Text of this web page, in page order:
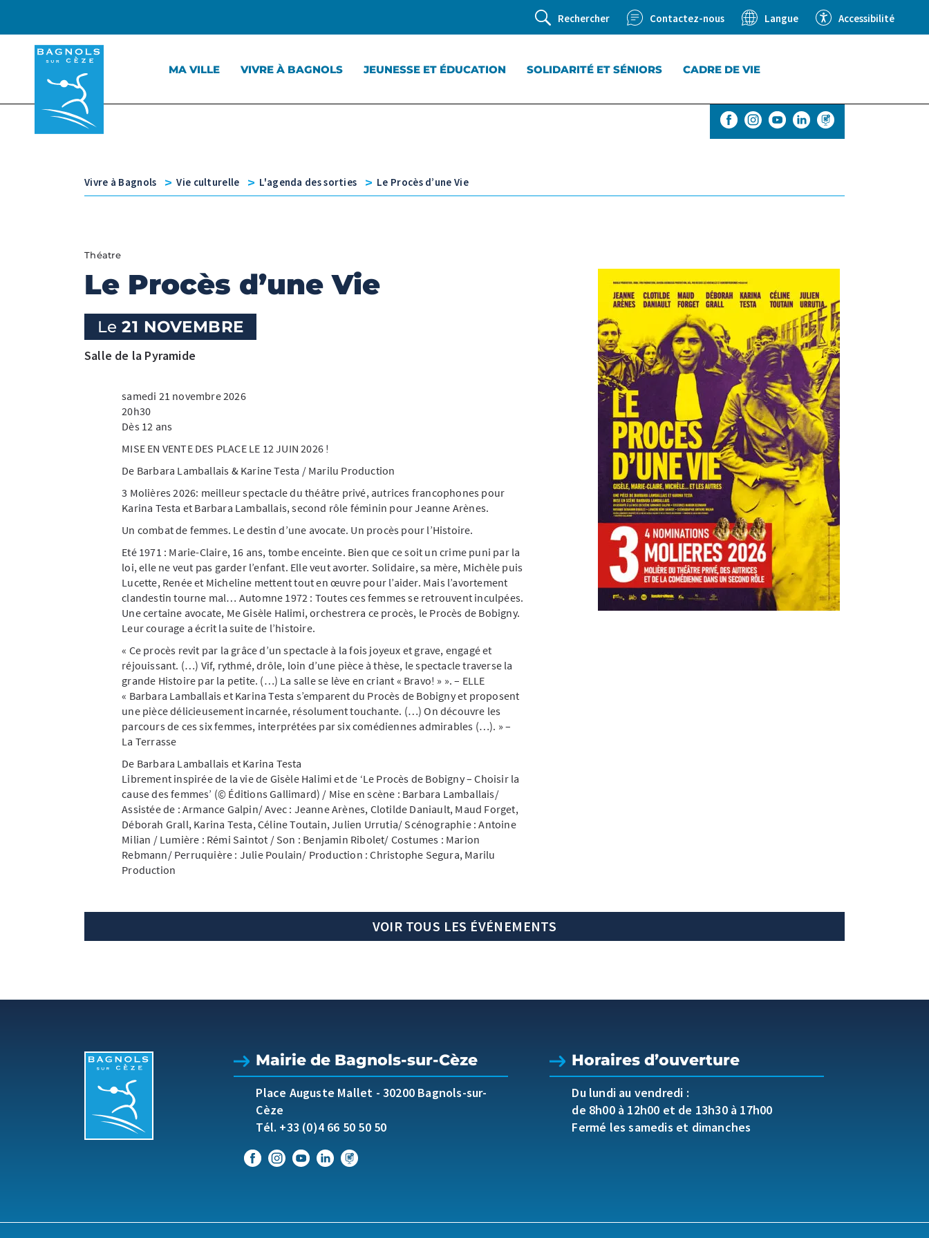
Rechercher Contactez-nous Langue Accessibilité
MA VILLE VIVRE À BAGNOLS JEUNESSE ET ÉDUCATION SOLIDARITÉ ET SÉNIORS CADRE DE VIE
Vivre à Bagnols v Vie culturelle v L'agenda des sorties v Le Procès d’une Vie
Le Procès d’une Vie
Théatre
Le21 NOVEMBRE
Salle de la Pyramide
samedi 21 novembre 2026
20h30
Dès 12 ans
MISE EN VENTE DES PLACE LE 12 JUIN 2026 !
De Barbara Lamballais & Karine Testa / Marilu Production
3 Molières 2026: meilleur spectacle du théâtre privé, autrices francophones pour
Karina Testa et Barbara Lamballais, second rôle féminin pour Jeanne Arènes.
Un combat de femmes. Le destin d’une avocate. Un procès pour l’Histoire.
Eté 1971 : Marie-Claire, 16 ans, tombe enceinte. Bien que ce soit un crime puni par la
loi, elle ne veut pas garder l’enfant. Elle veut avorter. Solidaire, sa mère, Michèle puis
Lucette, Renée et Micheline mettent tout en œuvre pour l’aider. Mais l’avortement
clandestin tourne mal… Automne 1972 : Toutes ces femmes se retrouvent inculpées.
Une certaine avocate, Me Gisèle Halimi, orchestrera ce procès, le Procès de Bobigny.
Leur courage a écrit la suite de l’histoire.
« Ce procès revit par la grâce d’un spectacle à la fois joyeux et grave, engagé et
réjouissant. (…) Vif, rythmé, drôle, loin d’une pièce à thèse, le spectacle traverse la
grande Histoire par la petite. (…) La salle se lève en criant « Bravo! » ». – ELLE
« Barbara Lamballais et Karina Testa s’emparent du Procès de Bobigny et proposent
une pièce délicieusement incarnée, résolument touchante. (…) On découvre les
parcours de ces six femmes, interprétées par six comédiennes admirables (…). » –
La Terrasse
De Barbara Lamballais et Karina Testa
Librement inspirée de la vie de Gisèle Halimi et de ‘Le Procès de Bobigny – Choisir la
cause des femmes’ (© Éditions Gallimard) / Mise en scène : Barbara Lamballais/
Assistée de : Armance Galpin/ Avec : Jeanne Arènes, Clotilde Daniault, Maud Forget,
Déborah Grall, Karina Testa, Céline Toutain, Julien Urrutia/ Scénographie : Antoine
Milian / Lumière : Rémi Saintot / Son : Benjamin Ribolet/ Costumes : Marion
Rebmann/ Perruquière : Julie Poulain/ Production : Christophe Segura, Marilu
Production
VOIR TOUS LES ÉVÉNEMENTS
Mairie de Bagnols-sur-Cèze
Place Auguste Mallet - 30200 Bagnols-sur-
Cèze
Tél. +33 (0)4 66 50 50 50
Horaires d’ouverture
Du lundi au vendredi :
de 8h00 à 12h00 et de 13h30 à 17h00
Fermé les samedis et dimanches